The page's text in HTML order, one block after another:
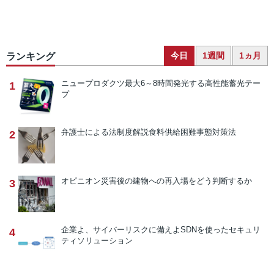
ランキング 今日 1週間 1ヵ月
1 ニュープロダクツ最大6～8時間発光する高性能蓄光テー
プ
2 弁護士による法制度解説食料供給困難事態対策法
3 オピニオン災害後の建物への再入場をどう判断するか
4 企業よ、サイバーリスクに備えよ SDNを使ったセキュリ
ティソリューション